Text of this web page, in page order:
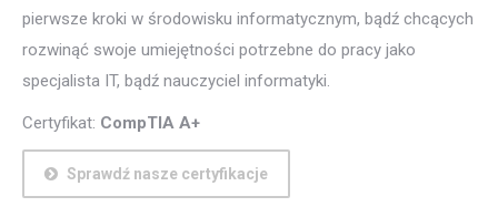
pierwsze kroki w środowisku informatycznym, bądź chcących
rozwinąć swoje umiejętności potrzebne do pracy jako
specjalista IT, bądź nauczyciel informatyki.
Certyfikat: CompTIA A+
Sprawdź nasze certyfikacje